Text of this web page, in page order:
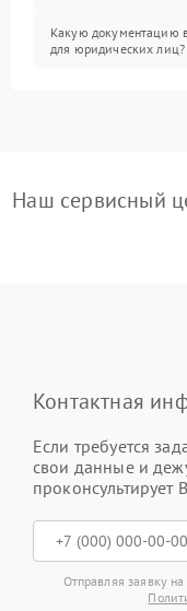
Какую документацию
для юридических лиц?
Наш сервисный
Контактная
Если требуется
свои данные и
проконсультирует
Отправляя заявку